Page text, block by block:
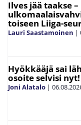
Ilves jää taakse –
toiseen Liiga-
Lauri Saastamoinen |
Hyökkääjä sai
osoite selvisi nyt!
Joni Alatalo |